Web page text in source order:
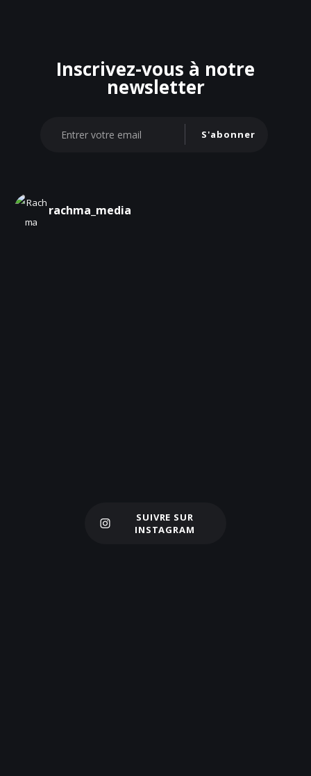
Inscrivez-vous à notre
newsletter
S'abonner
rachma_media
Charger plus
SUIVRE SUR
INSTAGRAM